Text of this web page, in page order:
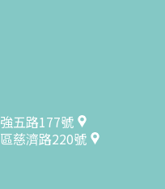
五路177號
慈濟路220號